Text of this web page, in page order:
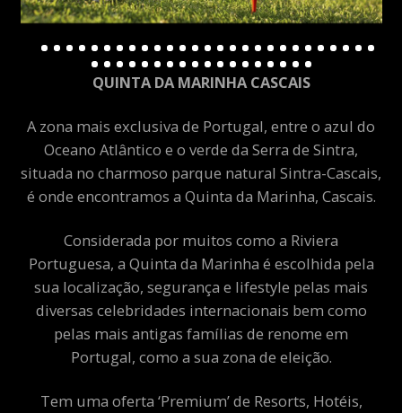
QUINTA DA MARINHA CASCAIS
A zona mais exclusiva de Portugal, entre o azul do
Oceano Atlântico e o verde da Serra de Sintra,
situada no charmoso parque natural Sintra-Cascais,
é onde encontramos a Quinta da Marinha, Cascais.
Considerada por muitos como a Riviera
Portuguesa, a Quinta da Marinha é escolhida pela
sua localização, segurança e lifestyle pelas mais
diversas celebridades internacionais bem como
pelas mais antigas famílias de renome em
Portugal, como a sua zona de eleição.
Tem uma oferta ‘Premium’ de Resorts, Hotéis,